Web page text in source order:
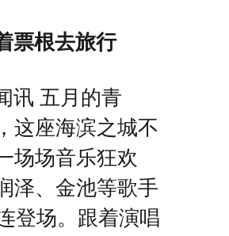
票根去旅行
讯 五月的青
这座海滨之城不
场场音乐狂欢
、金池等歌手
登场。跟着演唱